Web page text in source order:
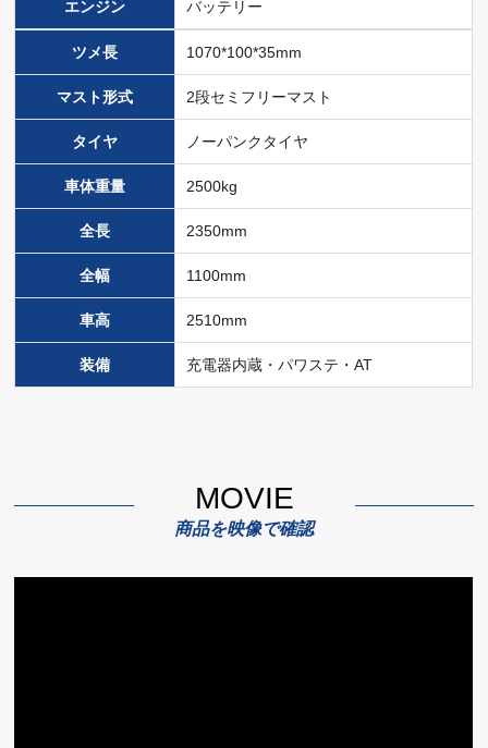
エンジン バッテリー
ツメ長 1070*100*35mm
マスト形式 2段セミフリーマスト
タイヤ ノーパンクタイヤ
車体重量 2500kg
全長 2350mm
全幅 1100mm
車高 2510mm
装備 充電器内蔵・パワステ・AT
MOVIE
商品を映像で確認